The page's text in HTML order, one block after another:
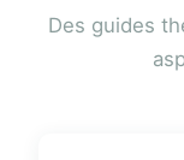
Des guides